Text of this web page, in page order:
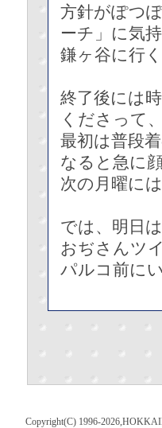
方針がぽつ
ーチ」に気
鎌ヶ谷に行
終了後には
くださって
最初は普段
なると急に
次の月曜に
では、明日
おぢさんツ
パルコ前に
Copyright(C) 1996-